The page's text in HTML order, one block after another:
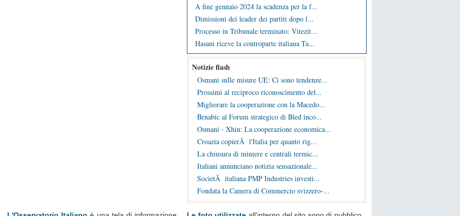
A fine gennaio 2024 la scadenza per la f...
Dimissioni dei leader dei partiti dopo l...
Processo in Tribunale terminato: Vitezit...
Hasani riceve la controparte italiana Ta...
Notizie flash
Osmani sulle misure UE: Ci sono tendenze...
Prossimi al reciproco riconoscimento del...
Migliorare la cooperazione con la Macedo...
Brnabic al Forum strategico di Bled inco...
Osmani - Xhin: La cooperazione economica...
Croazia copierÃ l'Italia per quanto rig...
La chiusura di miniere e centrali termic...
Italiani annunciano notizia sensazionale...
SocietÃ italiana PMP Industries investi...
Fondata la Camera di Commercio svizzero-...